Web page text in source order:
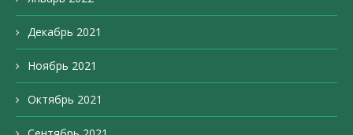
Декабрь 2021
Ноябрь 2021
Октябрь 2021